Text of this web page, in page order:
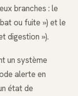
branches : le
ou fuite ») et le
digestion »).
un système
alerte en
état de